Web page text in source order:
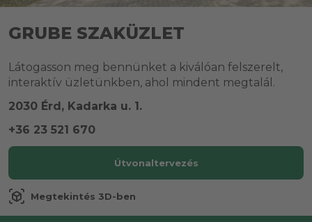
GRUBE SZAKÜZLET
Látogasson meg bennünket a kiválóan felszerelt,
interaktív üzletünkben, ahol mindent megtalál.
2030 Érd, Kadarka u. 1.
+36 23 521 670
Útvonaltervezés
view_in_ar Megtekintés 3D-ben